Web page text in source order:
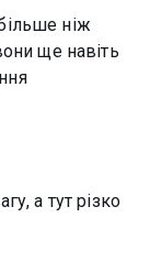
ніж
ще навіть
а тут різко